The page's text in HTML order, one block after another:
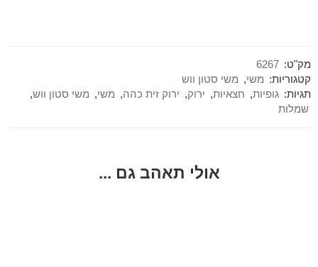
מק"ט: 6267
קטגוריות: משי, משי סטון ווש
תגיות: גופיות, חצאיות, ירוק, ירוק זית כהה, משי, משי סטון ווש,
שמלות
אולי תאהב גם ...